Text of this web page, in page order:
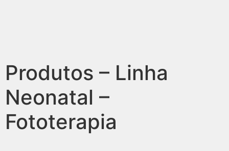
Produtos – Linha
Neonatal –
Fototerapia